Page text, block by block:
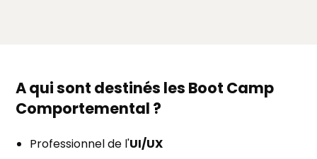
A qui sont destinés les Boot Camp
Comportemental ?
Professionnel de l'UI/UX